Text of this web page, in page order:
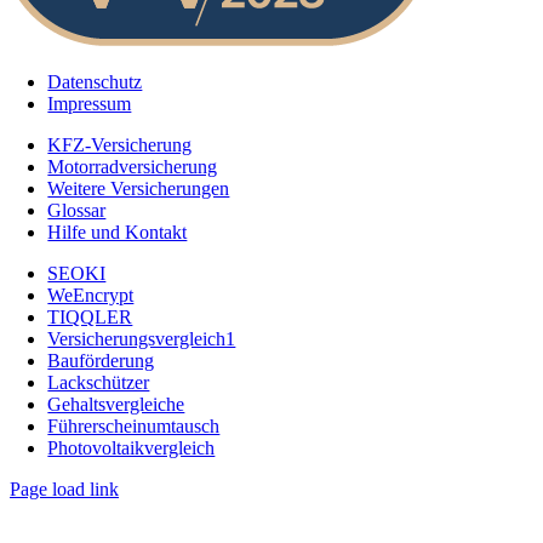
Datenschutz
Impressum
KFZ-Versicherung
Motorradversicherung
Weitere Versicherungen
Glossar
Hilfe und Kontakt
SEOKI
WeEncrypt
TIQQLER
Versicherungsvergleich1
Bauförderung
Lackschützer
Gehaltsvergleiche
Führerscheinumtausch
Photovoltaikvergleich
Page load link